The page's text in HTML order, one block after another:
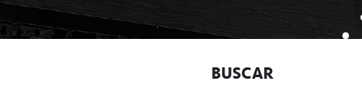
BUSCAR